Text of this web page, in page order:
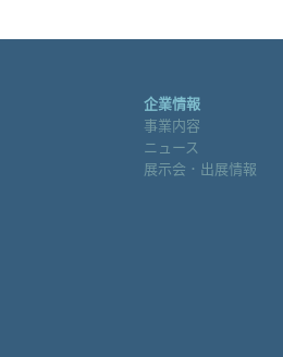
企業情報
事業内容
ニュース
展示会．出展情報